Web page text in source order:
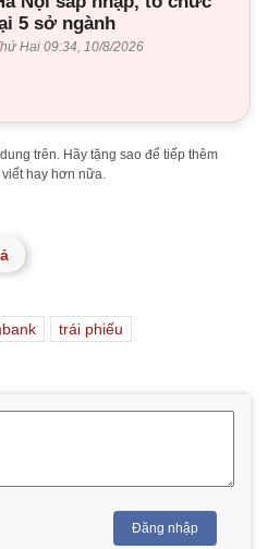
5 sở ngành
Hai 09:34, 10/8/2026
trên. Hãy tặng sao để tiếp thêm
hay hơn nữa.
trái phiếu
Đăng nhập